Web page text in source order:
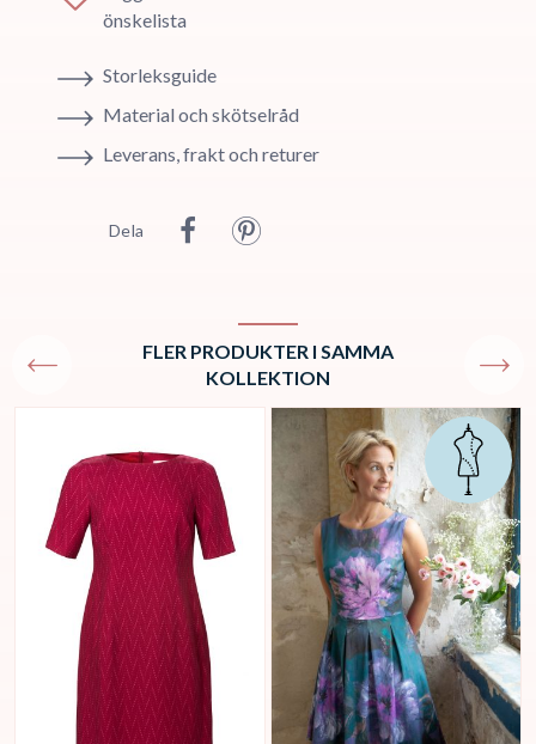
önskelista
Storleksguide
Material och skötselråd
Leverans, frakt och returer
Dela
FLER PRODUKTER I SAMMA
KOLLEKTION